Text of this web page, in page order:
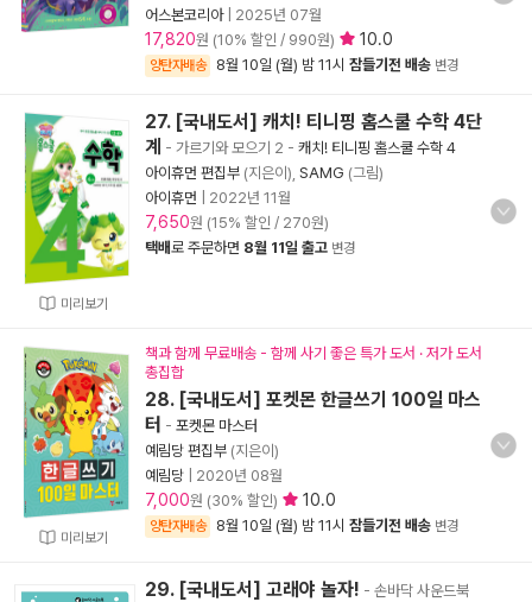
어스본코리아| 2025년 07월
17,820원 (10% 할인 / 990원) 10.0
양탄자배송 8월 10일 (월) 밤 11시 잠들기전 배송 변경
미리보기
27. [국내도서] 캐치! 티니핑 홈스쿨 수학 4단
계 - 가르기와 모으기 2 - 캐치! 티니핑 홈스쿨 수학 4
아이휴먼 편집부 (지은이), SAMG (그림)
아이휴먼
2022년 11월
7,650원 (15% 할인 / 270원)
택배로 주문하면 8월 11일 출고 변경
미리보기
책과 함께 무료배송 - 함께 사기 좋은 특가 도서 · 저가 도서
총집합
28. [국내도서] 포켓몬 한글쓰기 100일 마스
터 - 포켓몬 마스터
예림당 편집부 (지은이)
예림당
2020년 08월
7,000원 (30% 할인) 10.0
양탄자배송 8월 10일 (월) 밤 11시 잠들기전 배송 변경
29. [국내도서] 고래야 놀자! - 손바닥 사운드북